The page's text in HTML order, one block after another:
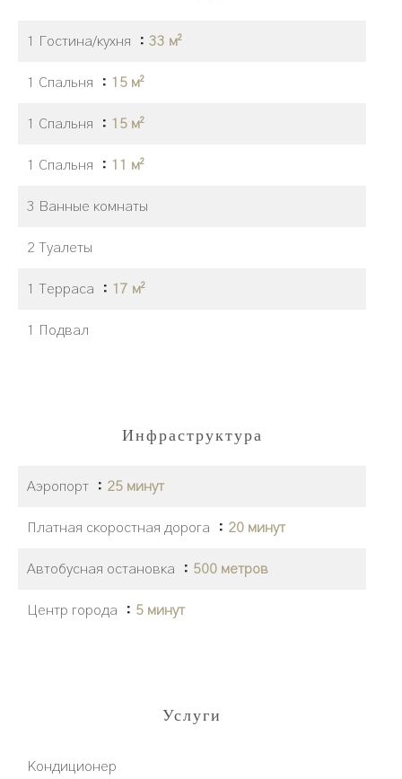
1 Гостина/кухня 33 м²
1 Спальня 15 м²
1 Спальня 15 м²
1 Спальня 11 м²
3 Ванные комнаты
2 Туалеты
1 Терраса 17 м²
1 Подвал
Инфраструктура
Аэропорт 25 минут
Платная скоростная дорога 20 минут
Автобусная остановка 500 метров
Центр города 5 минут
Услуги
Кондиционер